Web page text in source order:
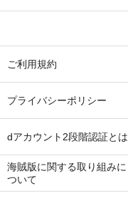
ご利用規約
プライバシーポリシー
dアカウント2段階認証とは
海賊版に関する取り組みに
ついて